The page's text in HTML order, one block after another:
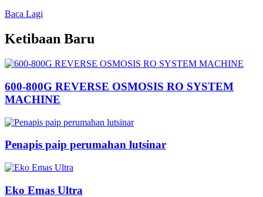
Baca Lagi
Ketibaan Baru
600-800G REVERSE OSMOSIS RO SYSTEM
MACHINE
Penapis paip perumahan lutsinar
Eko Emas Ultra